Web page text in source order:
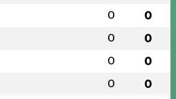
0 0
0 0
0 0
0 0